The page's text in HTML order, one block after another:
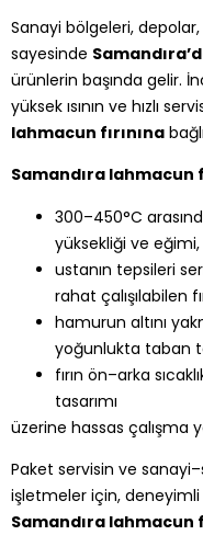
Sanayi bölgeleri,
sayesinde
ürünlerin başında gelir.
yüksek ısının ve hızlı
lahmacun fırınına
Samandıra lahmacun
300–450°C
yüksekliği ve eğimi,
ustanın tepsileri
rahat çalışılabilen
hamurun altını
yoğunlukta taban
fırın ön–arka
tasarımı
üzerine hassas çalışma
Paket servisin ve
işletmeler için, deneyimli
Samandıra lahmacun